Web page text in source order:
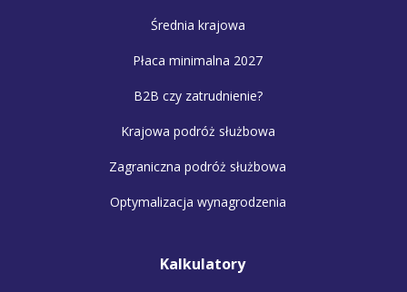
Średnia krajowa
Płaca minimalna 2027
B2B czy zatrudnienie?
Krajowa podróż służbowa
Zagraniczna podróż służbowa
Optymalizacja wynagrodzenia
Kalkulatory